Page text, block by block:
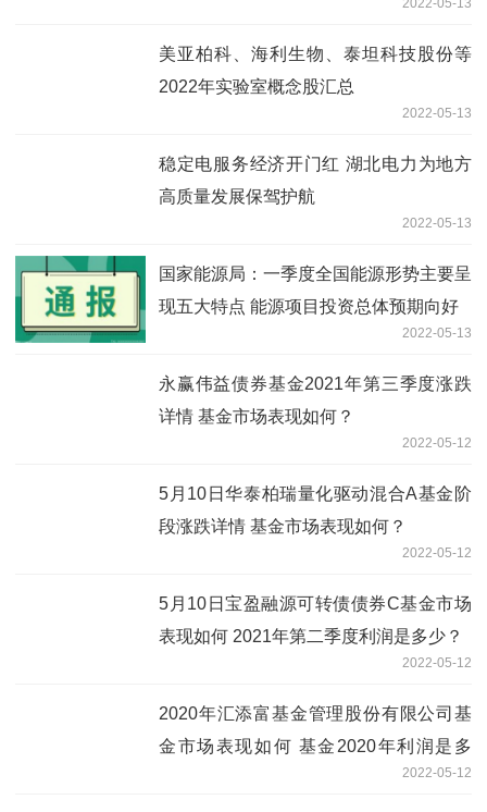
美亚柏科、海利生物、泰坦科技股份等
2022年实验室概念股汇总
2022-05-13
稳定电服务经济开门红 湖北电力为地方
高质量发展保驾护航
2022-05-13
国家能源局：一季度全国能源形势主要呈
现五大特点 能源项目投资总体预期向好
2022-05-13
永赢伟益债券基金2021年第三季度涨跌
详情 基金市场表现如何？
2022-05-12
5月10日华泰柏瑞量化驱动混合A基金阶
段涨跌详情 基金市场表现如何？
2022-05-12
5月10日宝盈融源可转债债券C基金市场
表现如何 2021年第二季度利润是多少？
2022-05-12
2020年汇添富基金管理股份有限公司基
金市场表现如何 基金2020年利润是多
2022-05-12